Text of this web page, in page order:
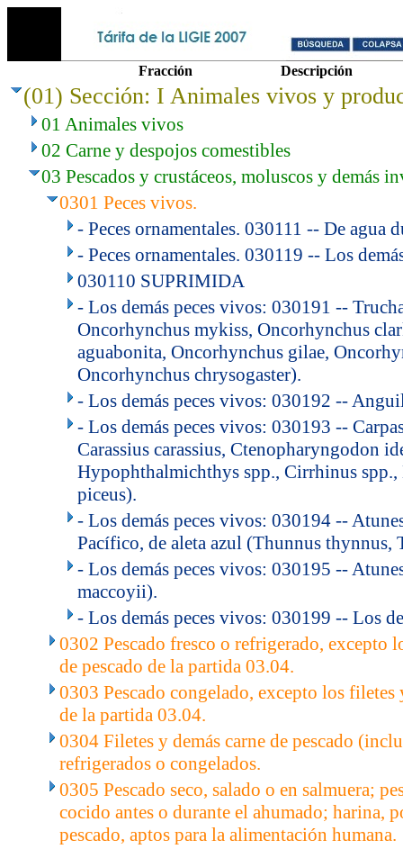
Fracción Descripción
(01) Sección: I Animales vivos y
01 Animales vivos
02 Carne y despojos comestibles
03 Pescados y crustáceos, moluscos y demás
0301 Peces vivos.
- Peces ornamentales. 030111 -- De agua
- Peces ornamentales. 030119 -- Los
030110 SUPRIMIDA
- Los demás peces vivos: 030191 --
Oncorhynchus mykiss, Oncorhynchus
aguabonita, Oncorhynchus gilae,
Oncorhynchus chrysogaster).
- Los demás peces vivos: 030192 --
- Los demás peces vivos: 030193 --
Carassius carassius, Ctenopharyngodon
Hypophthalmichthys spp., Cirrhinus
piceus).
- Los demás peces vivos: 030194 --
Pacífico, de aleta azul (Thunnus thynnus,
- Los demás peces vivos: 030195 --
maccoyii).
- Los demás peces vivos: 030199 -- Los
0302 Pescado fresco o refrigerado, excepto
de pescado de la partida 03.04.
0303 Pescado congelado, excepto los filetes
de la partida 03.04.
0304 Filetes y demás carne de pescado
refrigerados o congelados.
0305 Pescado seco, salado o en salmuera;
cocido antes o durante el ahumado; harina,
pescado, aptos para la alimentación humana.